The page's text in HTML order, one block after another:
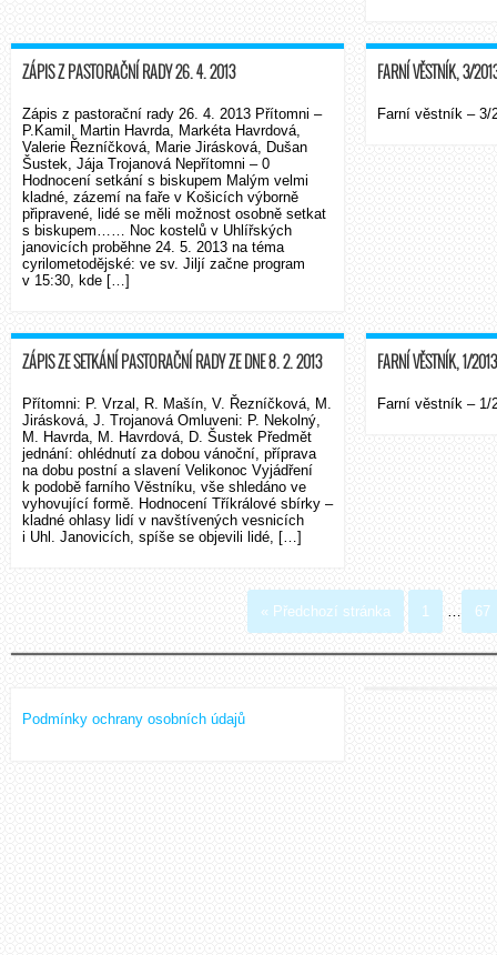
ZÁPIS Z PASTORAČNÍ RADY 26. 4. 2013
Zápis z pastorační rady 26. 4. 2013 Přítomni –
P.Kamil, Martin Havrda, Markéta Havrdová,
Valerie Řezníčková, Marie Jirásková, Dušan
Šustek, Jája Trojanová Nepřítomni – 0
Hodnocení setkání s biskupem Malým velmi
kladné, zázemí na faře v Košicích výborně
připravené, lidé se měli možnost osobně setkat
s biskupem…… Noc kostelů v Uhlířských
janovicích proběhne 24. 5. 2013 na téma
cyrilometodějské: ve sv. Jiljí začne program
v 15:30, kde […]
FARNÍ VĚSTNÍK, 3/
Farní věstník – 3/
ZÁPIS ZE SETKÁNÍ PASTORAČNÍ RADY ZE DNE 8. 2. 2013
Přítomni: P. Vrzal, R. Mašín, V. Řezníčková, M.
Jirásková, J. Trojanová Omluveni: P. Nekolný,
M. Havrda, M. Havrdová, D. Šustek Předmět
jednání: ohlédnutí za dobou vánoční, příprava
na dobu postní a slavení Velikonoc Vyjádření
k podobě farního Věstníku, vše shledáno ve
vyhovující formě. Hodnocení Tříkrálové sbírky –
kladné ohlasy lidí v navštívených vesnicích
i Uhl. Janovicích, spíše se objevili lidé, […]
FARNÍ VĚSTNÍK, 1/2013
Farní věstník – 1/
« Předchozí stránka 1 … 67
Podmínky ochrany osobních údajů